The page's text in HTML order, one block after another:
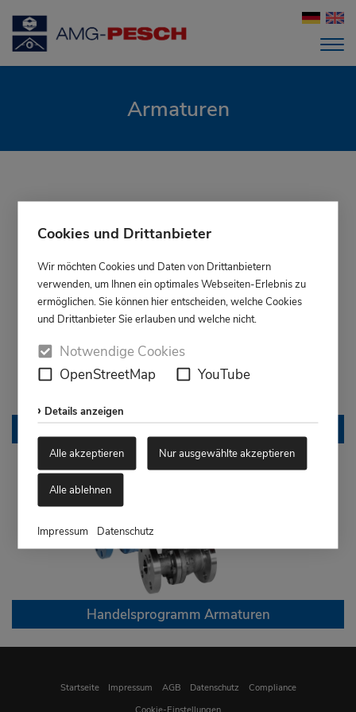
Cookies und Drittanbieter
Wir möchten Cookies und Daten von Drittanbietern
verwenden, um Ihnen ein optimales Webseiten-Erlebnis zu
ermöglichen. Sie können hier entscheiden, welche Cookies
und Drittanbieter Sie erlauben und welche nicht.
Notwendige Cookies
OpenStreetMap
YouTube
Details anzeigen
Alle akzeptieren Nur ausgewählte akzeptieren
Alle ablehnen
Impressum Datenschutz
Armaturen
AbK-Sonderarmaturen
Handelsprogramm Armaturen
Startseite Impressum AGB Datenschutz
Compliance